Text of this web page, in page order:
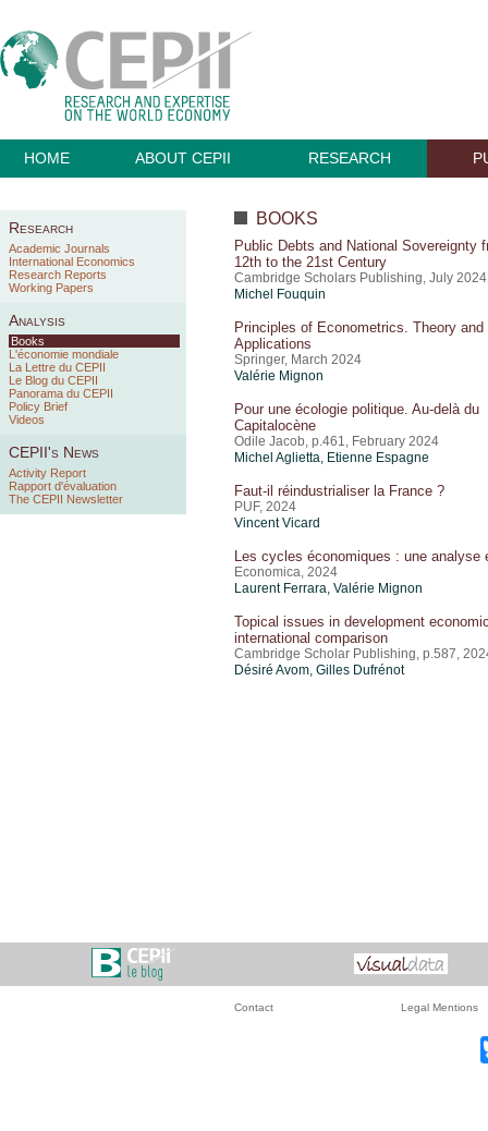
HOME ABOUT CEPII RESEARCH
Research
Academic Journals
International Economics
Research Reports
Working Papers
Analysis
Books
L'économie mondiale
La Lettre du CEPII
Le Blog du CEPII
Panorama du CEPII
Policy Brief
Videos
CEPII's News
Activity Report
Rapport d'évaluation
The CEPII Newsletter
BOOKS
Public Debts and National Sovereignty
12th to the 21st Century
Cambridge Scholars Publishing, July 2024
Michel Fouquin
Principles of Econometrics. Theory and
Applications
Springer, March 2024
Valérie Mignon
Pour une écologie politique. Au-delà du
Capitalocène
Odile Jacob, p.461, February 2024
Michel Aglietta, Etienne Espagne
Faut-il réindustrialiser la France ?
PUF, 2024
Vincent Vicard
Les cycles économiques : une analyse
Economica, 2024
Laurent Ferrara, Valérie Mignon
Topical issues in development
international comparison
Cambridge Scholar Publishing, p.587,
Désiré Avom, Gilles Dufrénot
Contact Legal Mentions